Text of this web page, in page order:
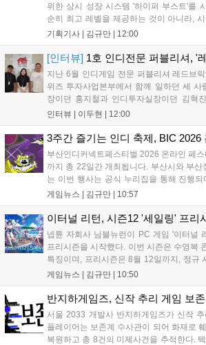
위한 상시 성장 시스템 '하이퍼 부스트'를
순히 최고 레벨을 제공하는 것이 아니라,
아 아카데미 수료, 아침의 나라 설화 진행
용자는 과제를 완수하며 동(V) 투발라 장비
자드 장신구 등을 획득해 주요 콘텐츠에 진
기획기사 | 김규만 12:00
[인터뷰] 1호 인디전문 퍼블리셔, '
지난 6월 인디게임 전문 퍼블리셔 레드브
위즈 투자사업본부에서 함께 일하던 세 사
장이던 홍지철과 인디투자실장이던 김혁
장이던 이민정이 이사를 맡았다. 출범 한
들어왔다. 서비스 중인...
인터뷰 | 이두현 12:00
3주간 즐기는 인디 축제, BIC 2026
부산인디커넥트페스티벌 2026 온라인 페
까지 총 22일간 개최됩니다. 부산시와 부
는 이번 행사는 공식 누리집을 통해 진행되
작을 제한 없이 체험할 수 있습니다. 일반 및
세계 누구나 참여 가능한 이번 행사는 역대
생태계 확장에 기여할 전망입니다....
게임뉴스 | 김규만 10:57
이터널 리턴, 시즌12 '세일링' 프리
넵튠 자회사 님블뉴런이 PC 게임 '이터널
프리시즌을 시작했다. 이번 시즌은 수영복
특징이며, 프리시즌은 8월 12일까지, 정규
다. 실험체 관찰일지 추가와 후반부 전략
대를 모으고 있다....
게임뉴스 | 김규만 10:50
반지하게임즈, 신작 추리 게임 보
서울 2033 개발사 반지하게임즈가 신작
플레이어는 보존계 수사관이 되어 화재로
복원하고 총 8건의 미제사건을 추적한다.